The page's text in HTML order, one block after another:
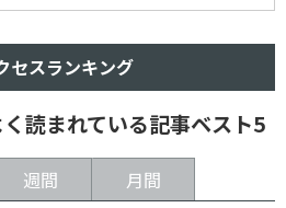
セスランキング
く読まれている記事ベスト5
週間 月間